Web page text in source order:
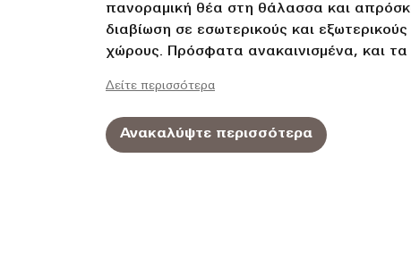
πανοραμική θέα στη θάλασσα και
διαβίωση σε εσωτερικούς και εξωτερικούς
χώρους. Πρόσφατα ανακαινισμένα, και τα
κρεβάτι Sheraton, έξυπνες παροχές και
υψηλής ταχύτητας για απαράμιλλη άνεση.
Δείτε περισσότερα
Ανακαλύψτε περισσότερα